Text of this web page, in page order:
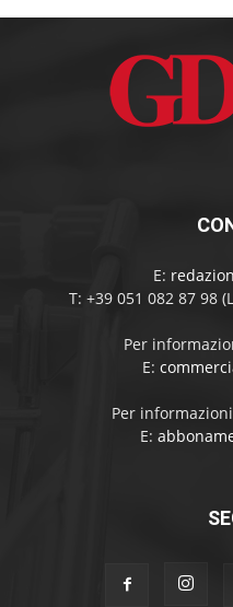
E:
T: +39 051 082 87 98
Per
E:
Per
E: